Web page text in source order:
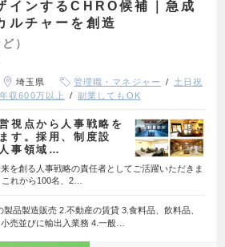
インするCHRO候補｜急成
ルチャーを創造
）
埼玉県 管理職・マネジャー
土日祝
年収600万以上 副業してもOK
視点から人事戦略を
す。採用、制度設
事領域…
を創る人事戦略の責任者としてご活躍いただきま
れから100名、2…
製品製造販売 2.不動産の賃貸 3.食料品、飲料品、
売並びに輸出入業務 4.一般…